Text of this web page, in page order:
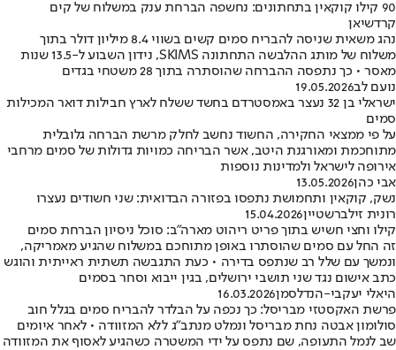
90 קילו קוקאין בתחתונים: נחשפה הברחת ענק במשלוח של קים
קרדשיאן
נהג משאית שניסה להבריח סמים קשים בשווי 8.4 מיליון דולר בתוך
משלוח של מותג ההלבשה התחתונה SKIMS, נידון השבוע ל-13.5 שנות
מאסר • כך נתפסה ההברחה שהוסתרה בתוך 28 משטחי בגדים
נועם לב19.05.2026
ישראלי בן 32 נעצר באמסטרדם בחשד ששלח לארץ חבילות דואר המכילות
סמים
על פי ממצאי החקירה, החשוד נחשב לחלק מרשת הברחה גלובלית
מתוחכמת ומאורגנת היטב, אשר הבריחה כמויות גדולות של סמים מרחבי
אירופה לישראל ולמדינות נוספות
אבי כהן13.05.2026
נשק, קוקאין ותחמושת נתפסו בפזורה הבדואית: שני חשודים נעצרו
רונית זילברשטיין15.04.2026
קילו וחצי חשיש בתוך פריט ריהוט מארה"ב: סוכל ניסיון הברחת סמים
זה החל עם סמים שהוסתרו באופן מתוחכם במשלוח שהגיע מאמריקה,
ונמשך עם שלל רב שנתפס בדירה • כעת התגבשה תשתית ראייתית והוגש
כתב אישום נגד שני תושבי ירושלים, בגין ייבוא וסחר בסמים
היאלי יעקבי-הנדלסמן16.03.2026
פרשת האקסטזי מבריסל: כך נכפה על הבלדר להבריח סמים בגלל חוב
סולומון אבטה נחת מבריסל ונמלט מנתב"ג ללא המזוודה • לאחר איומים
שב לנמל התעופה, שם נתפס על ידי המשטרה כשהגיע לאסוף את המזוודה